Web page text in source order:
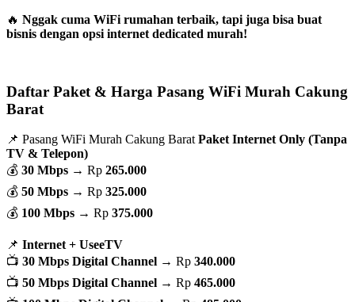
🔥 Nggak cuma WiFi rumahan terbaik, tapi juga bisa buat
bisnis dengan opsi internet dedicated murah!
Daftar Paket & Harga Pasang WiFi Murah Cakung
Barat
📌 Pasang WiFi Murah Cakung Barat Paket Internet Only (Tanpa
TV & Telepon)
💰 30 Mbps → Rp 265.000
💰 50 Mbps → Rp 325.000
💰 100 Mbps → Rp 375.000
📌 Internet + UseeTV
📺 30 Mbps Digital Channel → Rp 340.000
📺 50 Mbps Digital Channel → Rp 465.000